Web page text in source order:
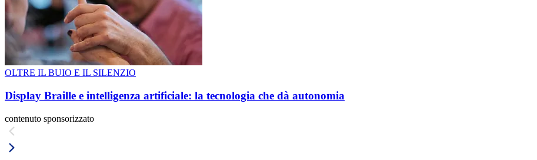
OLTRE IL BUIO E IL SILENZIO
Display Braille e intelligenza artificiale: la tecnologia che dà autonomia
contenuto sponsorizzato